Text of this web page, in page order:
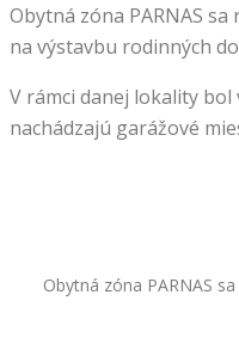
Obytná zóna PARNAS
na výstavbu rodinných
V rámci danej lokality
nachádzajú garážové
Obytná zóna PARNAS